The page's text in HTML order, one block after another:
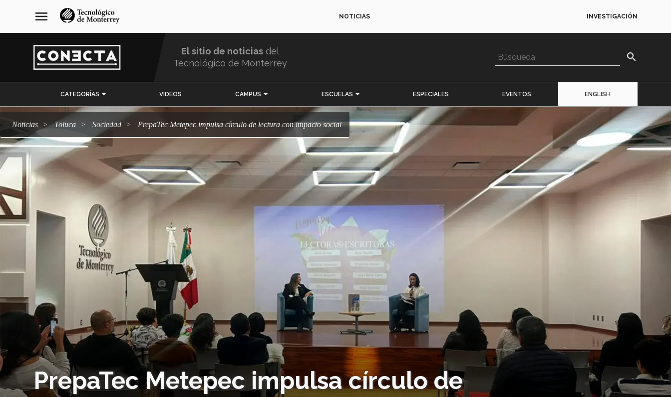
navegación
principal
menu NOTICIAS INVESTIGACIÓN
El sitio de noticias del
Tecnológico de Monterrey
search
CATEGORÍAS VIDEOS CAMPUS ESCUELAS ESPECIALES EVENTOS ENGLISH
Noticias Toluca sociedad PrepaTec Metepec impulsa círculo de lectura con impacto social
PrepaTec Metepec impulsa círculo de